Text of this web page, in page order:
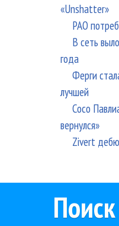
«Unshatter»
РАО
В сеть
года
Ферги
лучшей
Сосо
вернулся»
Zivert
Поиск